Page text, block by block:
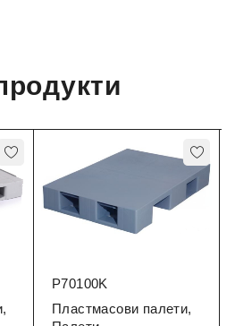
,
P70100K
Пластмасови палети,